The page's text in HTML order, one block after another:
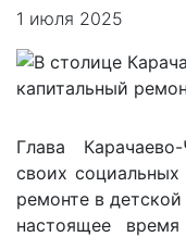
1 июля 2025
Глава
своих социальных
ремонте в
настоящее